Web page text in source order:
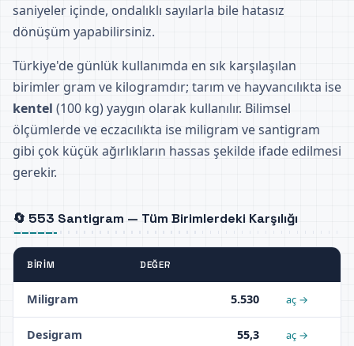
saniyeler içinde, ondalıklı sayılarla bile hatasız
dönüşüm yapabilirsiniz.
Türkiye'de günlük kullanımda en sık karşılaşılan
birimler gram ve kilogramdır; tarım ve hayvancılıkta ise
kentel (100 kg) yaygın olarak kullanılır. Bilimsel
ölçümlerde ve eczacılıkta ise miligram ve santigram
gibi çok küçük ağırlıkların hassas şekilde ifade edilmesi
gerekir.
🔄 553 Santigram — Tüm Birimlerdeki Karşılığı
BIRIM DEĞER
Miligram 5.530 aç →
Desigram 55,3 aç →